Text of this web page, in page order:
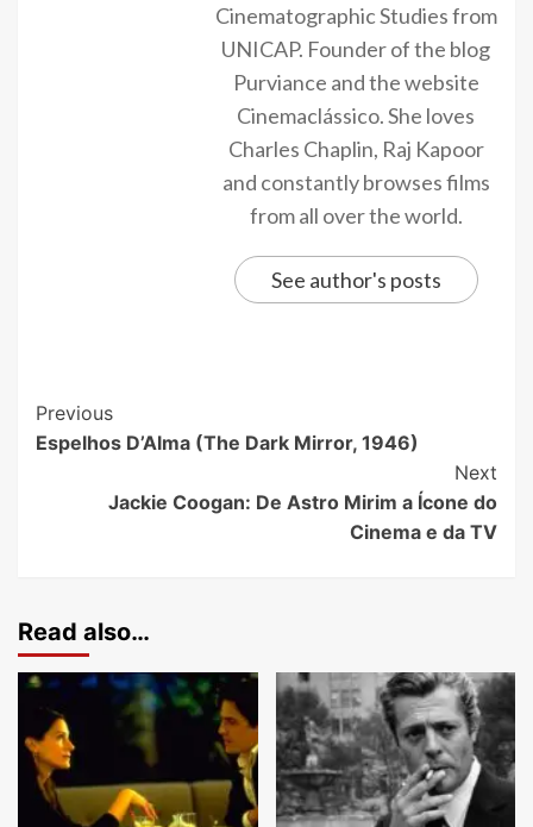
Cinematographic Studies from
UNICAP. Founder of the blog
Purviance and the website
Cinemaclássico. She loves
Charles Chaplin, Raj Kapoor
and constantly browses films
from all over the world.
See author's posts
Previous
Espelhos D’Alma (The Dark Mirror, 1946)
Next
Jackie Coogan: De Astro Mirim a Ícone do
Cinema e da TV
Read also…